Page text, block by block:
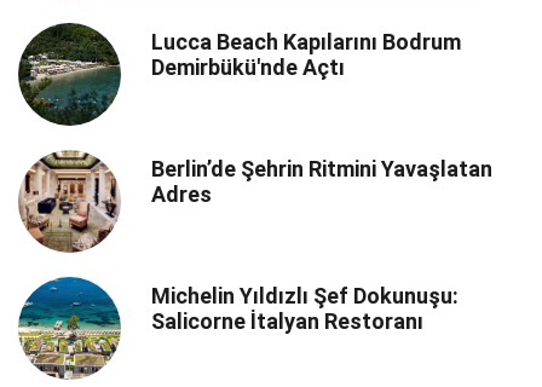
Lucca Beach Kapılarını Bodrum
Demirbükü'nde Açtı
Berlin’de Şehrin Ritmini Yavaşlatan
Adres
Michelin Yıldızlı Şef Dokunuşu:
Salicorne İtalyan Restoranı